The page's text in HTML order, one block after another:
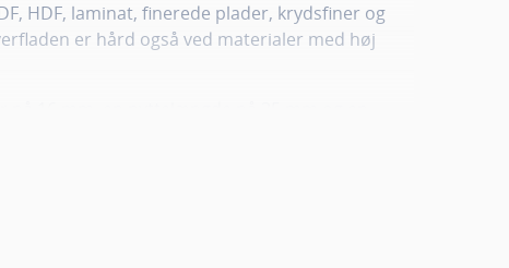
HDF, laminat, finerede plader, krydsfiner og
er hård også ved materialer med høj
16 mm, en nyttelængde på 35 mm og en
er 85 mm.